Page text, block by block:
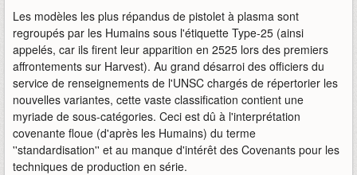
Les modèles les plus répandus de pistolet à plasma sont
regroupés par les Humains sous l'étiquette Type-25 (ainsi
appelés, car ils firent leur apparition en 2525 lors des premiers
affrontements sur Harvest). Au grand désarroi des officiers du
service de renseignements de l'UNSC chargés de répertorier les
nouvelles variantes, cette vaste classification contient une
myriade de sous-catégories. Ceci est dû à l'interprétation
covenante floue (d'après les Humains) du terme
''standardisation'' et au manque d'intérêt des Covenants pour les
techniques de production en série.